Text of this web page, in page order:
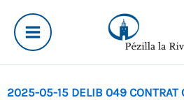
contenu
2025-05-15 DELIB 049 CONTRAT